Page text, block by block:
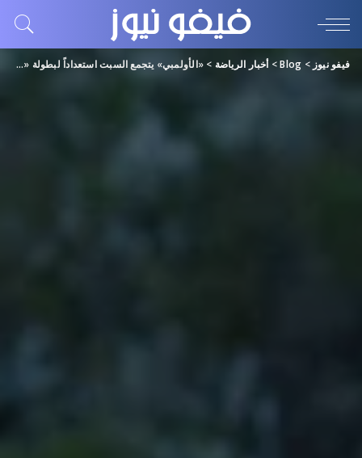
فيفو نيوز >
Blog
> أخبار الرياضة > «الأولمبي» يتجمع السبت استعداداً لبطولة «غرب آسيا»